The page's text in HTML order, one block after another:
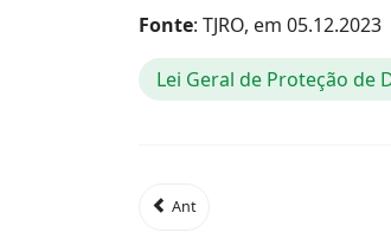
Fonte: TJRO, em 05.12.2023
Lei Geral de Proteção de
Ant